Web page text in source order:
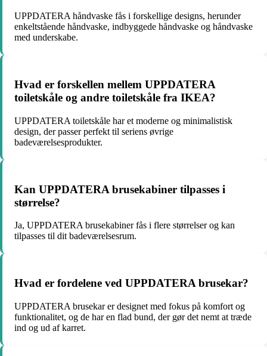
UPPDATERA håndvaske fås i forskellige designs, herunder
enkeltstående håndvaske, indbyggede håndvaske og håndvaske
med underskabe.
Hvad er forskellen mellem UPPDATERA
toiletskåle og andre toiletskåle fra IKEA?
UPPDATERA toiletskåle har et moderne og minimalistisk
design, der passer perfekt til seriens øvrige
badeværelsesprodukter.
Kan UPPDATERA brusekabiner tilpasses i
størrelse?
Ja, UPPDATERA brusekabiner fås i flere størrelser og kan
tilpasses til dit badeværelsesrum.
Hvad er fordelene ved UPPDATERA brusekar?
UPPDATERA brusekar er designet med fokus på komfort og
funktionalitet, og de har en flad bund, der gør det nemt at træde
ind og ud af karret.